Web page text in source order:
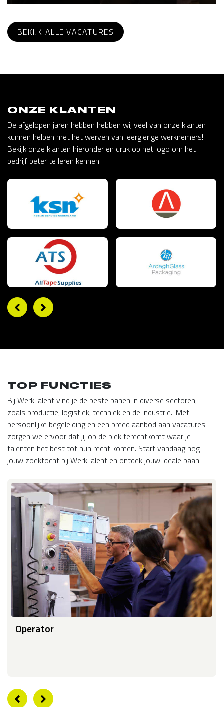
BEKIJK ALLE VACATURES
ONZE KLANTEN
De afgelopen jaren hebben hebben wij veel van onze klanten
kunnen helpen met het werven van leergierige werknemers!
Bekijk onze klanten hieronder en druk op het logo om het
bedrijf beter te leren kennen.
TOP FUNCTIES
Bij WerkTalent vind je de beste banen in diverse sectoren,
zoals productie, logistiek, techniek en de industrie.. Met
persoonlijke begeleiding en een breed aanbod aan vacatures
zorgen we ervoor dat jij op de plek terechtkomt waar je
talenten het best tot hun recht komen. Start vandaag nog
jouw zoektocht bij WerkTalent en ontdek jouw ideale baan!
Operator